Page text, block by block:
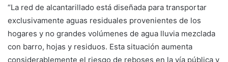
“La red de alcantarillado está diseñada para transportar
exclusivamente aguas residuales provenientes de los
hogares y no grandes volúmenes de agua lluvia mezclada
con barro, hojas y residuos. Esta situación aumenta
considerablemente el riesgo de reboses en la vía pública y